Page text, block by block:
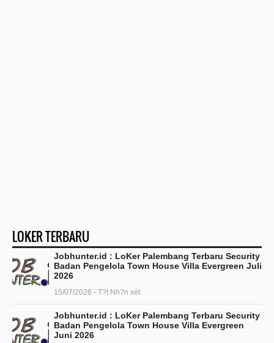
LOKER TERBARU
Jobhunter.id : LoKer Palembang Terbaru Security
Badan Pengelola Town House Villa Evergreen Juli
2026
15/07/2026 - T?t Nh?n xét
Jobhunter.id : LoKer Palembang Terbaru Security
Badan Pengelola Town House Villa Evergreen
Juni 2026